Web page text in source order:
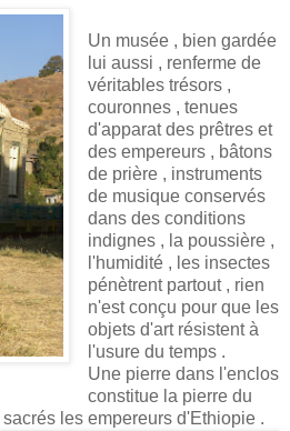
Un musée , bien gardée
lui aussi , renferme de
véritables trésors ,
couronnes , tenues
d'apparat des prêtres et
des empereurs , bâtons
de prière , instruments
de musique conservés
dans des conditions
indignes , la poussière ,
l'humidité , les insectes
pénètrent partout , rien
n'est conçu pour que les
objets d'art résistent à
l'usure du temps .
Une pierre dans l'enclos
constitue la pierre du
les empereurs d'Ethiopie .